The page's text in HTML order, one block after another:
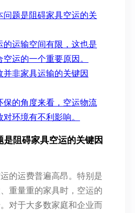
问题是阻碍家具空运的关
的运输空间有限，这也是
运的一个重要原因。
并非家具运输的关键因
保的角度来看，空运物流
环境有不利影响。
是阻碍家具空运的关键因
运的运费普遍高昂。特别是
重量重的家具时，空运的
对于大多数家庭和企业而